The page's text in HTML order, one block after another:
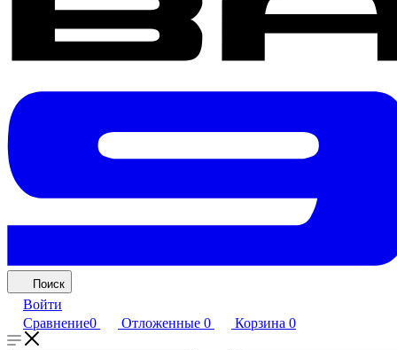
Поиск
Войти
Сравнение0 Отложенные 0 Корзина 0